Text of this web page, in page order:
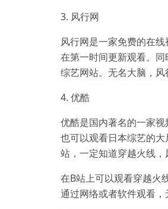
3. 风行网
风行网是一家免费的在
在第一时间更新观看。
综艺网站。无名大脑，风
4. 优酷
优酷是国内著名的一家
也可以观看日本综艺的
站，一定知道穿越火线，
在B站上可以观看穿越火
通过网络或者软件观看，